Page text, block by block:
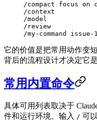
/compact focus on
/context
/model
/review
/my-command
它的价值是把常用动作变
背后的流程设计才决定它是
常用内置命令
具体可用列表取决于
件和运行环境。输入 / 可